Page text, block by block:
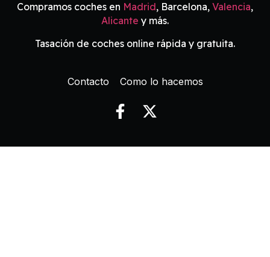
Compramos coches en Madrid, Barcelona, Valencia,
Alicante y más.
Tasación de coches online rápida y gratuita.
Contacto Como lo hacemos